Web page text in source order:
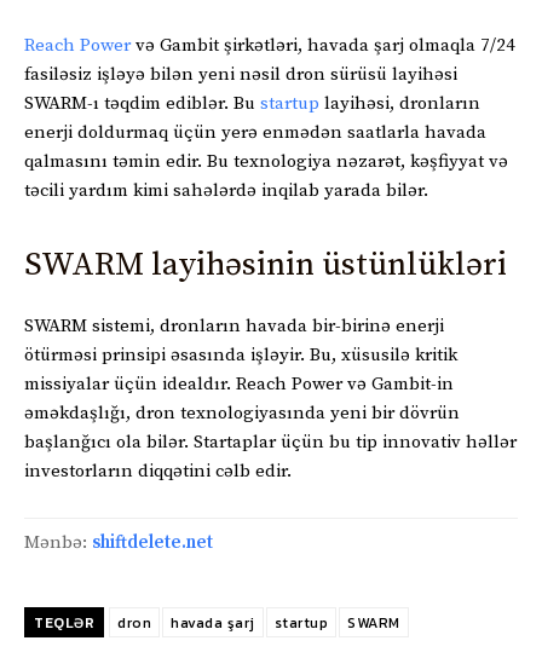
Reach Powervə Gambit şirkətləri, havada şarj olmaqla 7/24
fasiləsiz işləyə bilən yeni nəsil dron sürüsü layihəsi
SWARM-ı təqdim ediblər. Bu startup layihəsi, dronların
enerji doldurmaq üçün yerə enmədən saatlarla havada
qalmasını təmin edir. Bu texnologiya nəzarət, kəşfiyyat və
təcili yardım kimi sahələrdə inqilab yarada bilər.
SWARM layihəsinin üstünlükləri
SWARM sistemi, dronların havada bir-birinə enerji
ötürməsi prinsipi əsasında işləyir. Bu, xüsusilə kritik
missiyalar üçün idealdır. Reach Power və Gambit-in
əməkdaşlığı, dron texnologiyasında yeni bir dövrün
başlanğıcı ola bilər. Startaplar üçün bu tip innovativ həllər
investorların diqqətini cəlb edir.
Mənbə: shiftdelete.net
TEQLƏR dron havada şarj startup SWARM